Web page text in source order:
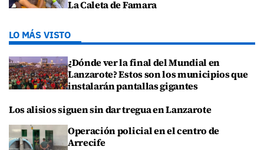
La Caleta de Famara
LO MÁS VISTO
¿Dónde ver la final del Mundial en
Lanzarote? Estos son los municipios que
instalarán pantallas gigantes
Los alisios siguen sin dar tregua en Lanzarote
Operación policial en el centro de
Arrecife